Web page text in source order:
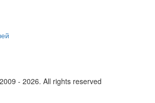
- 2026. All rights reserved